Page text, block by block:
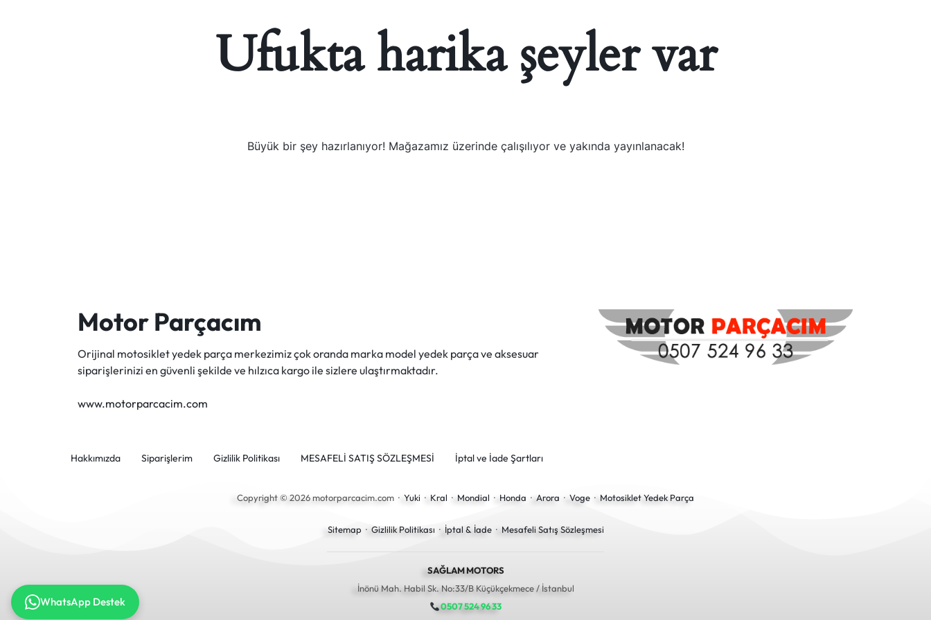
Ufukta harika şeyler var
Büyük bir şey hazırlanıyor! Mağazamız üzerinde çalışılıyor ve yakında yayınlanacak!
Motor Parçacım
Orijinal motosiklet yedek parça merkezimiz çok oranda marka model yedek parça ve aksesuar
siparişlerinizi en güvenli şekilde ve hılzıca kargo ile sizlere ulaştırmaktadır.
www.motorparcacim.com
Hakkımızda Siparişlerim Gizlilik Politikası MESAFELİ SATIŞ SÖZLEŞMESİ İptal ve İade Şartları
Copyright © 2026 motorparcacim.com · Yuki · Kral · Mondial · Honda ·Arora · Voge · Motosiklet Yedek Parça
Sitemap · Gizlilik Politikası · İptal & İade· Mesafeli Satış Sözleşmesi
SAĞLAM MOTORS
İnönü Mah. Habil Sk. No:33/B Küçükçekmece / İstanbul
0507 524 96 33
WhatsApp Destek